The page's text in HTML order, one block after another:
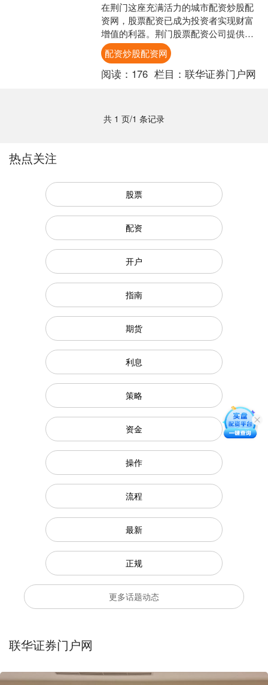
在荆门这座充满活力的城市配资炒股配
资网，股票配资已成为投资者实现财富
增值的利器。荆门股票配资公司提供专
业的配资服务，帮助投资者放大资金杠
杆，提升投资收益。 3.....
配资炒股配资网
阅读： 176 栏目： 联华证券门户网
共 1 页/1 条记录
热点关注
股票
配资
开户
指南
期货
利息
策略
资金
操作
流程
最新
正规
更多话题动态
联华证券门户网